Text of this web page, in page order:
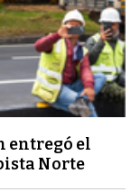
entregó el
Norte